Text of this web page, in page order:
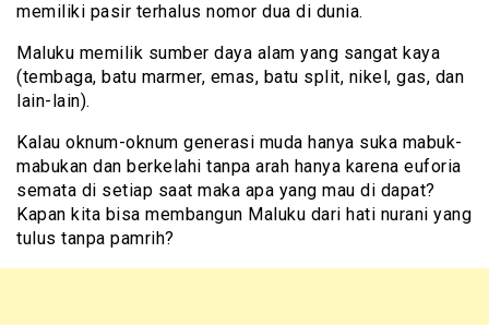
memiliki pasir terhalus nomor dua di dunia.
Maluku memilik sumber daya alam yang sangat kaya
(tembaga, batu marmer, emas, batu split, nikel, gas, dan
lain-lain).
Kalau oknum-oknum generasi muda hanya suka mabuk-
mabukan dan berkelahi tanpa arah hanya karena euforia
semata di setiap saat maka apa yang mau di dapat?
Kapan kita bisa membangun Maluku dari hati nurani yang
tulus tanpa pamrih?